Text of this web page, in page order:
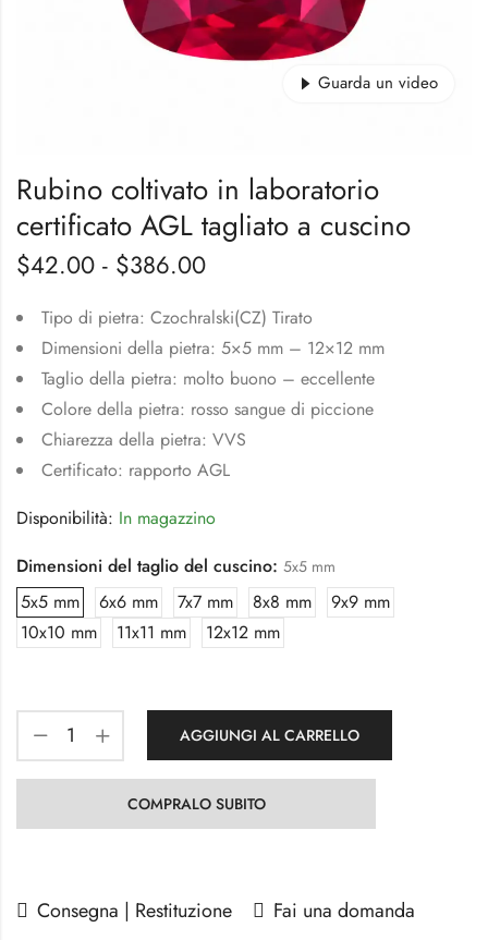
Guarda un video
Rubino coltivato in laboratorio
certificato AGL tagliato a cuscino
$42.00 - $386.00
Tipo di pietra: Czochralski(CZ) Tirato
Dimensioni della pietra: 5×5 mm – 12×12 mm
Taglio della pietra: molto buono – eccellente
Colore della pietra: rosso sangue di piccione
Chiarezza della pietra: VVS
Certificato: rapporto AGL
Disponibilità: In magazzino
Dimensioni del taglio del cuscino: 5x5 mm
5x5 mm 6x6 mm 7x7 mm 8x8 mm
9x9 mm
10x10 mm
11x11 mm 12x12 mm
AGGIUNGI AL CARRELLO
COMPRALO SUBITO
Consegna | Restituzione
Fai una domanda